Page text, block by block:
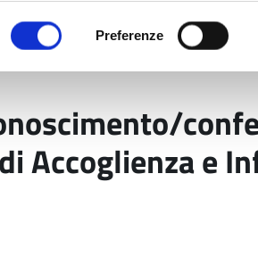
Preferenze
Accoglienza e